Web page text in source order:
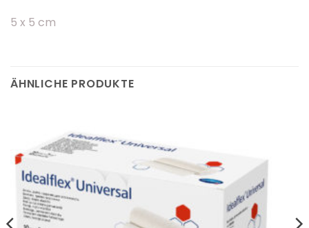
5 x 5 cm
ÄHNLICHE PRODUKTE